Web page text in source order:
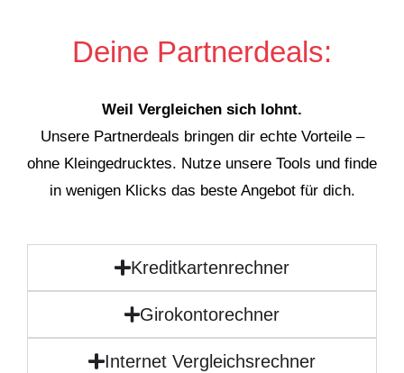
Deine Partnerdeals:
Weil Vergleichen sich lohnt.
Unsere Partnerdeals bringen dir echte Vorteile –
ohne Kleingedrucktes. Nutze unsere Tools und finde
in wenigen Klicks das beste Angebot für dich.
Kreditkartenrechner
Girokontorechner
Internet Vergleichsrechner